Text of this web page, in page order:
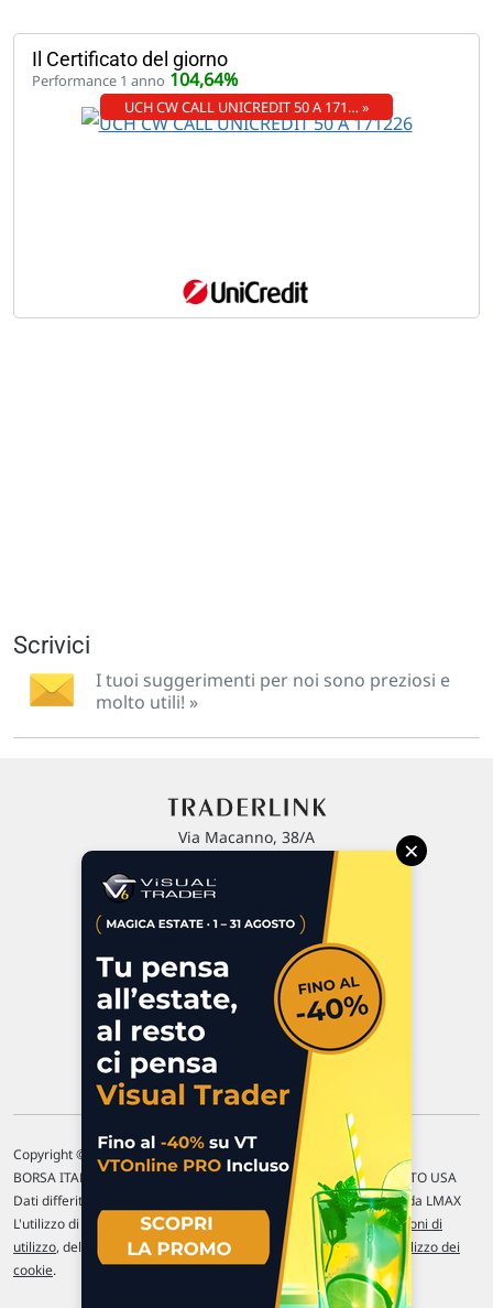
Il Certificato del giorno
Performance 1 anno 104,64%
UCH CW CALL UNICREDIT 50 A 171… »
Scrivici
I tuoi suggerimenti per noi sono preziosi e
molto utili! »
Via Macanno, 38/A
P.IVA 02 452 460 401
Commenti e segnalazioni
Contattaci
Copyright © 1996-2026 Traderlink Italia s.r.l.
BORSA ITALIANA Quotazioni di borsa differite di 15 min. / MERCATO USA
Dati differiti di 15 min. (fonte Intrinio) / FOREX Quotazioni fornite da LMAX
L'utilizzo di questo sito implica l'accettazione delle nostre Condizioni di
utilizzo, del Disclaimer MAR, dellePolitiche sulla privacye dell' Utilizzo dei
cookie.
×